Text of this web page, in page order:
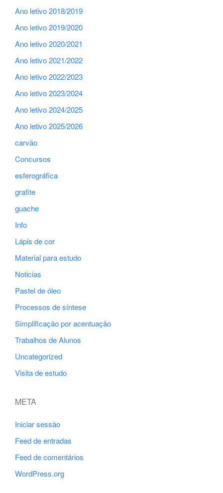
Ano letivo 2018/2019
Ano letivo 2019/2020
Ano letivo 2020/2021
Ano letivo 2021/2022
Ano letivo 2022/2023
Ano letivo 2023/2024
Ano letivo 2024/2025
Ano letivo 2025/2026
carvão
Concursos
esferográfica
grafite
guache
Info
Lápis de cor
Material para estudo
Noticias
Pastel de óleo
Processos de síntese
Simplificação por acentuação
Trabalhos de Alunos
Uncategorized
Visita de estudo
META
Iniciar sessão
Feed de entradas
Feed de comentários
WordPress.org